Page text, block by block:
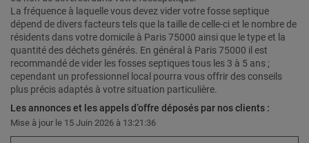
La fréquence à laquelle vous devez vider votre fosse septique
dépend de divers facteurs tels que la taille de celle-ci et le nombre de
résidents dans votre domicile à Paris 75000 ainsi que le type et la
quantité des déchets générés. En général à Paris 75000 il est
recommandé de vider les fosses septiques tous les 3 à 5 ans ;
cependant un professionnel local pourra vous offrir des conseils
plus précis adaptés à votre situation particulière.
Les annonces et les appels d’offre déposés par nos clients :
Mise à jour le 15 Juin 2026 à 13:21:36